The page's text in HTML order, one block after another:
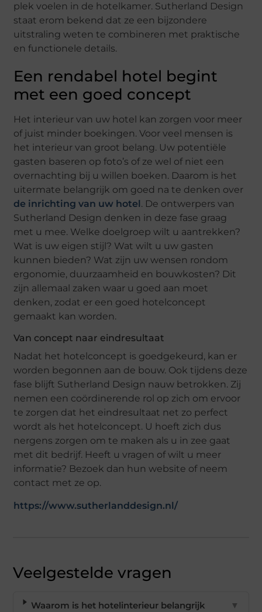
plek voelen in de hotelkamer. Sutherland Design
staat erom bekend dat ze een bijzondere
uitstraling weten te combineren met praktische
en functionele details.
Een rendabel hotel begint
met een goed concept
Het interieur van uw hotel kan zorgen voor meer
of juist minder boekingen. Voor veel mensen is
het interieur van groot belang. Uw potentiële
gasten baseren op foto’s of ze wel of niet een
overnachting bij u willen boeken. Daarom is het
uitermate belangrijk om goed na te denken over
de inrichting van uw hotel. De ontwerpers van
Sutherland Design denken in deze fase graag
met u mee. Welke doelgroep wilt u aantrekken?
Wat is uw eigen stijl? Wat wilt u uw gasten
kunnen bieden? Wat zijn uw wensen rondom
ergonomie, duurzaamheid en bouwkosten? Dit
zijn allemaal zaken waar u goed aan moet
denken, zodat er een goed hotelconcept
gemaakt kan worden.
Van concept naar eindresultaat
Nadat het hotelconcept is goedgekeurd, kan er
worden begonnen aan de bouw. Ook tijdens deze
fase blijft Sutherland Design nauw betrokken. Zij
nemen een coördinerende rol op zich om ervoor
te zorgen dat het eindresultaat net zo perfect
wordt als het hotelconcept. U hoeft zich dus
nergens zorgen om te maken als u in zee gaat
met dit bedrijf. Heeft u vragen of wilt u meer
informatie? Bezoek dan hun website of neem
contact met ze op.
https://www.sutherlanddesign.nl/
Veelgestelde vragen
Waarom is het hotelinterieur belangrijk
▼